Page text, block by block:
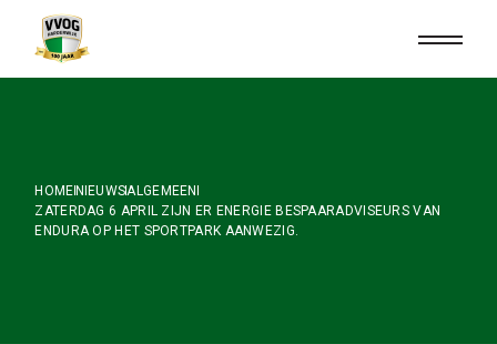
content
HOME NIEUWSALGEMEEN
ZATERDAG 6 APRIL ZIJN ER ENERGIE BESPAARADVISEURS VAN
ENDURA OP HET SPORTPARK AANWEZIG.